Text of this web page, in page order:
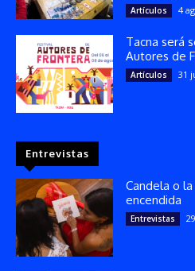
Artículos 4
Tacna será
Autores de
Artículos 31
Entrevistas
Candela o
encendida
Entrevistas